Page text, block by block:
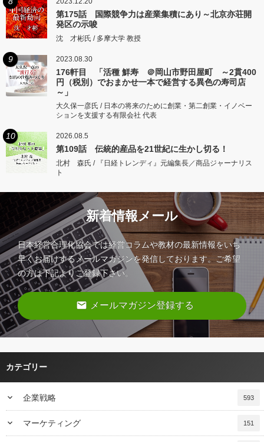
第175話 国際競争力は産業集積にあり～北京亦荘開
発区の示唆
沈 才彬氏 / 多摩大学 教授
9 2023.08.30
176軒目 「活種 鮮寿 ＠岡山市野田屋町 ～2貫400
円（税別）でおまかせ一本で経営する異色の寿司店
～」
大久保一彦氏 / 日本の将来のために創業・第二創業・イノベー
ションを支援する有限会社 代表
10 2026.08.5
第109話 伝統的産品を21世紀に生かし切る！
北村 森氏 / 『日経トレンディ』元編集長／商品ジャーナリス
ト
新着情報メール
日本経営合理化協会では経営コラムや教材の最新情報をいち
早くお届けするメールマガジンを発信しております。ご希望
の方は下記よりご登録下さい。
email メールマガジン登録する
カテゴリー
keyboard_arrow_down 企業戦略 593
keyboard_arrow_down マーケティング 151